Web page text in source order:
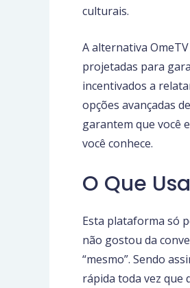
culturais.
A alternativa
projetadas para
incentivados a
opções avançadas
garantem que você
você conhece.
O Que
Esta plataforma só
não gostou da
“mesmo”. Sendo
rápida toda vez que